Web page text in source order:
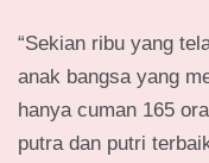
“Sekian ribu yang
anak bangsa yang
hanya cuman 165
putra dan putri